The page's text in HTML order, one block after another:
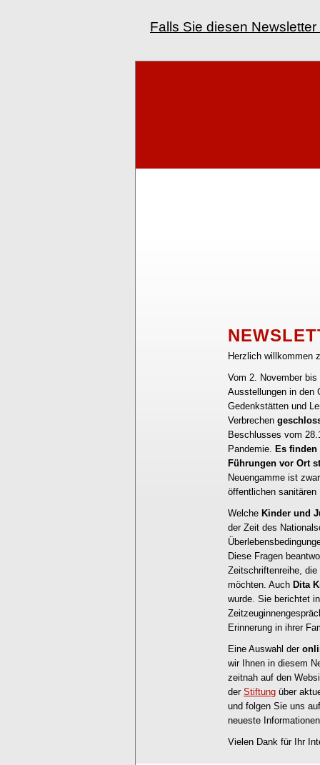
Falls Sie diesen
Herzlich willkommen
Vom 2. November
Ausstellungen in den
Gedenkstätten und
Verbrechen
Beschlusses vom
Pandemie. Es finden
Führungen vor Ort
Neuengamme ist
öffentlichen
Welche Kinder und
der Zeit des
Diese Fragen
Zeitschriftenreihe,
möchten. Auch Dita
wurde. Sie berichtet
Erinnerung in ihrer
Eine Auswahl der
wir Ihnen in diesem
zeitnah auf den
der Stiftung über
und folgen Sie uns
neueste
Vielen Dank für Ihr